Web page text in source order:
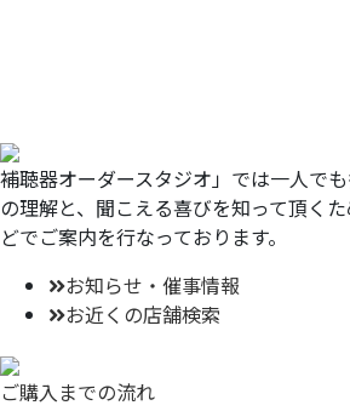
補聴器オーダースタジオ」では一人で
の理解と、聞こえる喜びを知って頂く
どでご案内を行なっております。
お知らせ・催事情報
お近くの店舗検索
ご購入までの流れ